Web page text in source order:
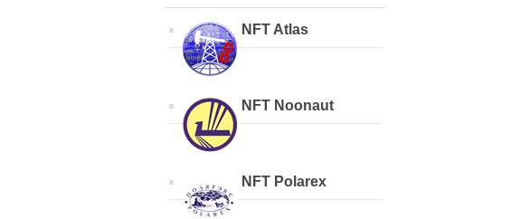
NFT Atlas
NFT Noonaut
NFT Polarex